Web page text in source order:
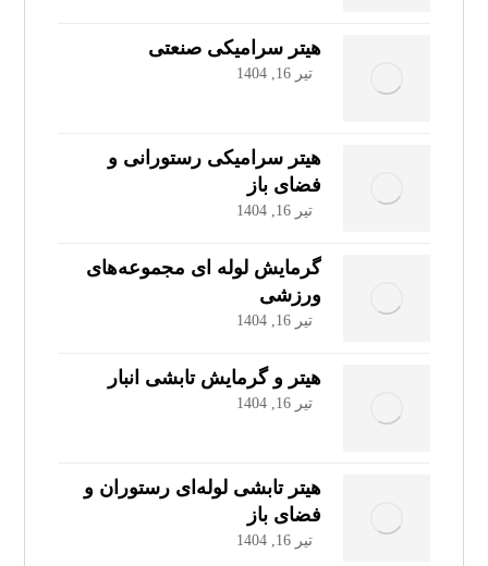
هیتر سرامیکی صنعتی
تیر 16, 1404
هیتر سرامیکی رستورانی و
فضای باز
تیر 16, 1404
گرمایش لوله‌ ای مجموعه‌های
ورزشی
تیر 16, 1404
هیتر و گرمایش تابشی انبار
تیر 16, 1404
هیتر تابشی لوله‌ای رستوران و
فضای باز
تیر 16, 1404